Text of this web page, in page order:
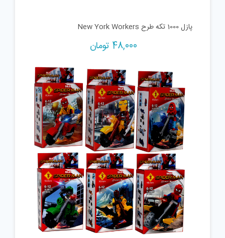
پازل 1000 تکه طرح New York Workers
48,000 تومان